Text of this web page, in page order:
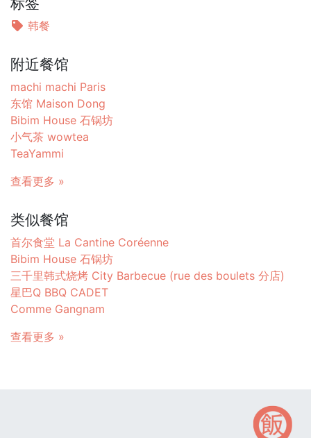
韩餐
附近餐馆
machi machi Paris
东馆 Maison Dong
Bibim House 石锅坊
小气茶 wowtea
TeaYammi
查看更多 »
类似餐馆
首尔食堂 La Cantine Coréenne
Bibim House 石锅坊
三千里韩式烧烤 City Barbecue (rue des boulets 分店)
星巴Q BBQ CADET
Comme Gangnam
查看更多 »